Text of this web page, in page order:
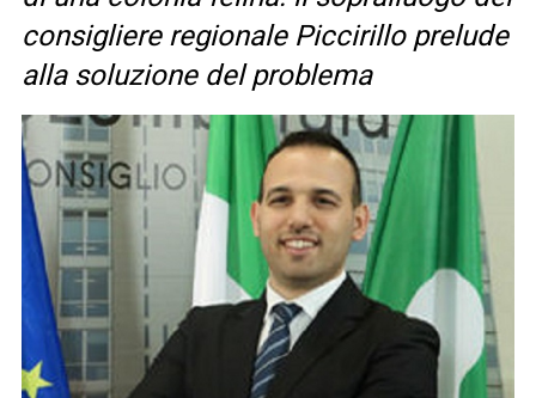
consigliere regionale Piccirillo prelude
alla soluzione del problema